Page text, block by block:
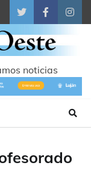
TwitterFacebook
noticias